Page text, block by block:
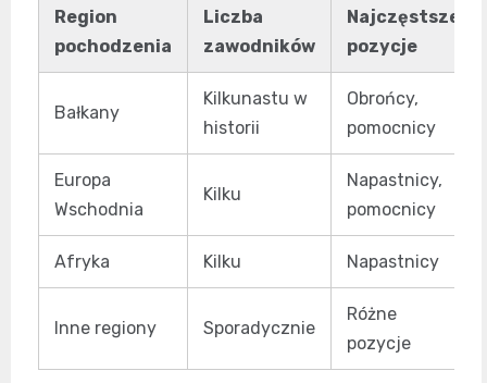
Region
pochodzenia
Liczba
zawodników
Najczęstsze
pozycje
Bałkany
Kilkunastu w
historii
Obrońcy,
pomocnicy
Europa
Wschodnia
Kilku
Napastnicy,
pomocnicy
Afryka Kilku Napastnicy
Inne regiony Sporadycznie
Różne
pozycje